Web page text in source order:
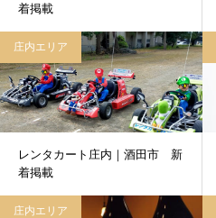
着掲載
庄内エリア
レンタカート庄内｜酒田市 新
着掲載
庄内エリア